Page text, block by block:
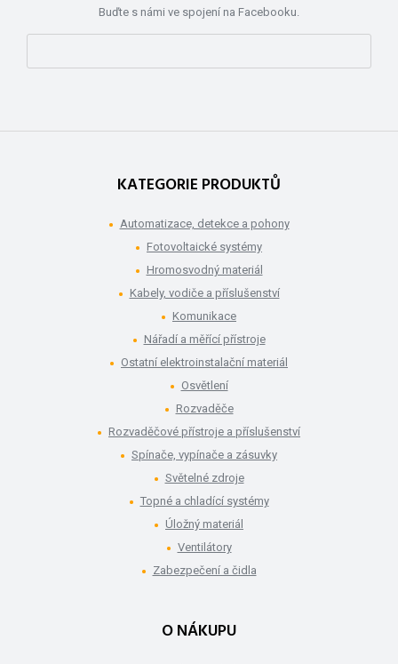
Buďte s námi ve spojení na Facebooku.
KATEGORIE PRODUKTŮ
Automatizace, detekce a pohony
Fotovoltaické systémy
Hromosvodný materiál
Kabely, vodiče a příslušenství
Komunikace
Nářadí a měřící přístroje
Ostatní elektroinstalační materiál
Osvětlení
Rozvaděče
Rozvaděčové přístroje a příslušenství
Spínače, vypínače a zásuvky
Světelné zdroje
Topné a chladící systémy
Úložný materiál
Ventilátory
Zabezpečení a čidla
O NÁKUPU